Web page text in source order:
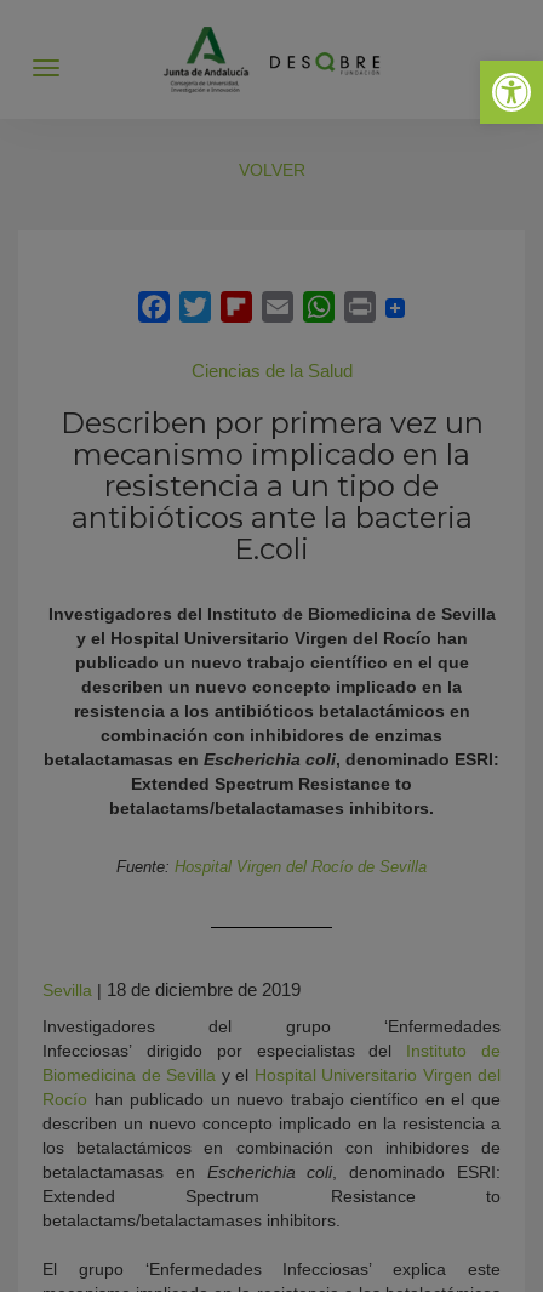
Abrir
Abrir
VOLVER
Ciencias de la Salud
Describen por primera vez un
mecanismo implicado en la
resistencia a un tipo de
antibióticos ante la bacteria
E.coli
Investigadores del Instituto de Biomedicina de Sevilla
y el Hospital Universitario Virgen del Rocío han
publicado un nuevo trabajo científico en el que
describen un nuevo concepto implicado en la
resistencia a los antibióticos betalactámicos en
combinación con inhibidores de enzimas
betalactamasas en Escherichia coli, denominado ESRI:
Extended Spectrum Resistance to
betalactams/betalactamases inhibitors.
Fuente: Hospital Virgen del Rocío de Sevilla
Sevilla | 18 de diciembre de 2019
Investigadores del grupo ‘Enfermedades
Infecciosas’ dirigido por especialistas del Instituto de
Biomedicina de Sevilla y el Hospital Universitario Virgen del
Rocío han publicado un nuevo trabajo científico en el que
describen un nuevo concepto implicado en la resistencia a
los betalactámicos en combinación con inhibidores de
betalactamasas en Escherichia coli, denominado ESRI:
Extended Spectrum Resistance to
betalactams/betalactamases inhibitors.
El grupo ‘Enfermedades Infecciosas’ explica este